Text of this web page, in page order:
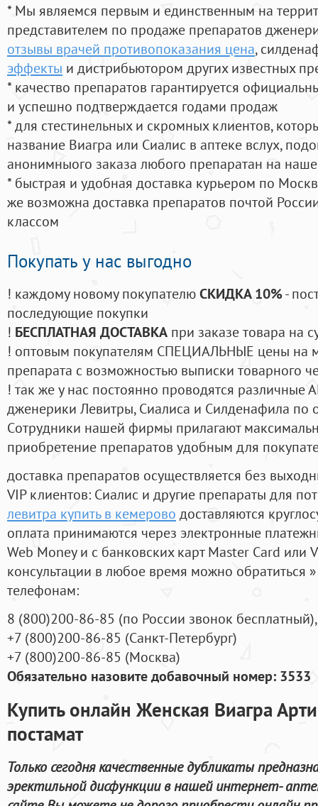
* Мы являемся первым и единственным на
представителем по продаже препаратов
отзывы врачей противопоказания цена,
эффекты и дистрибьютором других известных
* качество препаратов гарантируется
и успешно подтверждается годами продаж
* для стестинельных и скромных клиентов,
название Виагра или Сиалис в аптеке вслух,
анонимныого заказа любого препаратан на
* быстрая и удобная доставка курьером по
же возможна доставка препаратов почтой
классом
Покупать у нас выгодно
! каждому новому покупателюСКИДКА 10%-
последующие покупки
! БЕСПЛАТНАЯ ДОСТАВКА при заказе товара на
! оптовым покупателям СПЕЦИАЛЬНЫЕ цены на
препарата с возможностью выписки товарного
! так же у нас постоянно проводятся
дженерики Левитры, Сиалиса и Силденафила по
Cотрудники нашей фирмы прилагают
приобретение препаратов удобным для
доставка препаратов осуществляется без
VIP клиентов: Сиалис и другие препараты для
левитра купить в кемерово доставляются
оплата принимаются через электронные
Web Money и с банковских карт Master Card или
консультации в любое время можно обратиться
телефонам:
8 (800)200-86-85 (по России звонок бесплатный),
+7 (800)200-86-85 (Санкт-Петербург)
+7 (800)200-86-85 (Москва)
Обязательно назовите добавочный номер: 3533
Купить онлайн Женская Виагра
постамат
Только сегодня качественные дубликаты
эректильной дисфункции в нашей интернет-